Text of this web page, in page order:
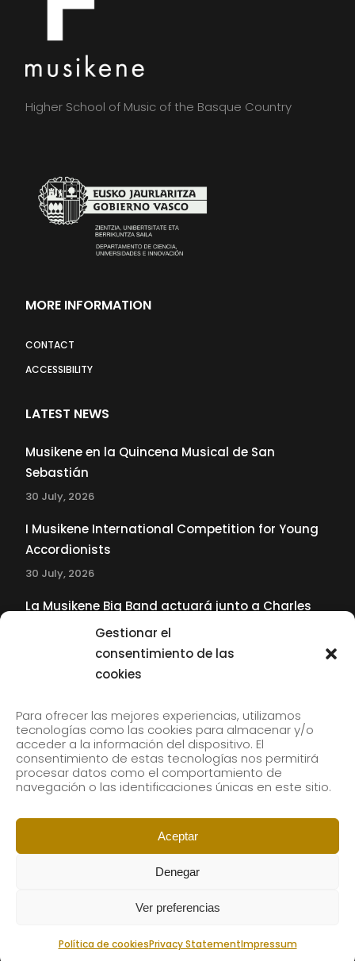
Gestionar el
consentimiento de las
cookies
Para ofrecer las mejores experiencias, utilizamos
tecnologías como las cookies para almacenar y/o
acceder a la información del dispositivo. El
consentimiento de estas tecnologías nos permitirá
procesar datos como el comportamiento de
navegación o las identificaciones únicas en este sitio.
Aceptar
Denegar
Ver preferencias
Política de cookiesPrivacy StatementImpressum
Higher School of Music of the Basque Country
MORE INFORMATION
CONTACT
ACCESSIBILITY
LATEST NEWS
Musikene en la Quincena Musical de San
Sebastián
30 July, 2026
I Musikene International Competition for Young
Accordionists
30 July, 2026
La Musikene Big Band actuará junto a Charles
Tolliver en el 61 Jazzaldia
Subscribe to our newsletter to receive our news by
email.